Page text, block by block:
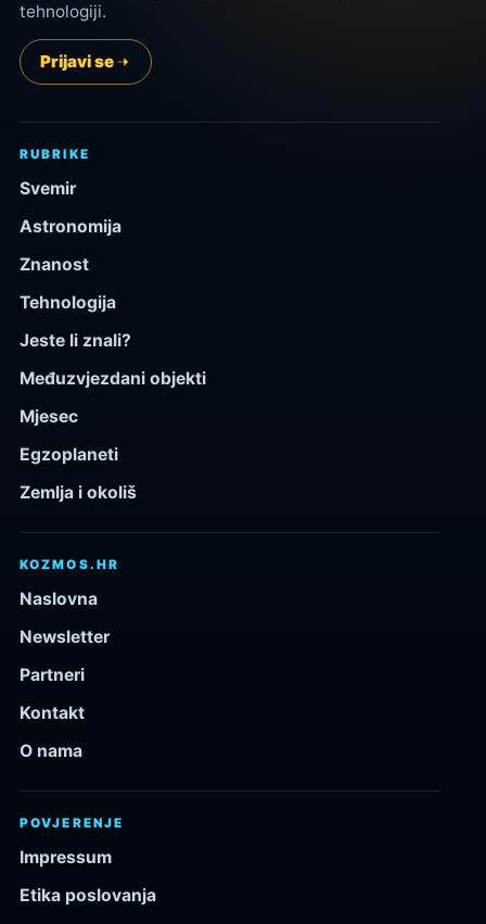
tehnologiji.
Prijavi se
RUBRIKE
Svemir
Astronomija
Znanost
Tehnologija
Jeste li znali?
Međuzvjezdani objekti
Mjesec
Egzoplaneti
Zemlja i okoliš
KOZMOS.HR
Naslovna
Newsletter
Partneri
Kontakt
O nama
POVJERENJE
Impressum
Etika poslovanja